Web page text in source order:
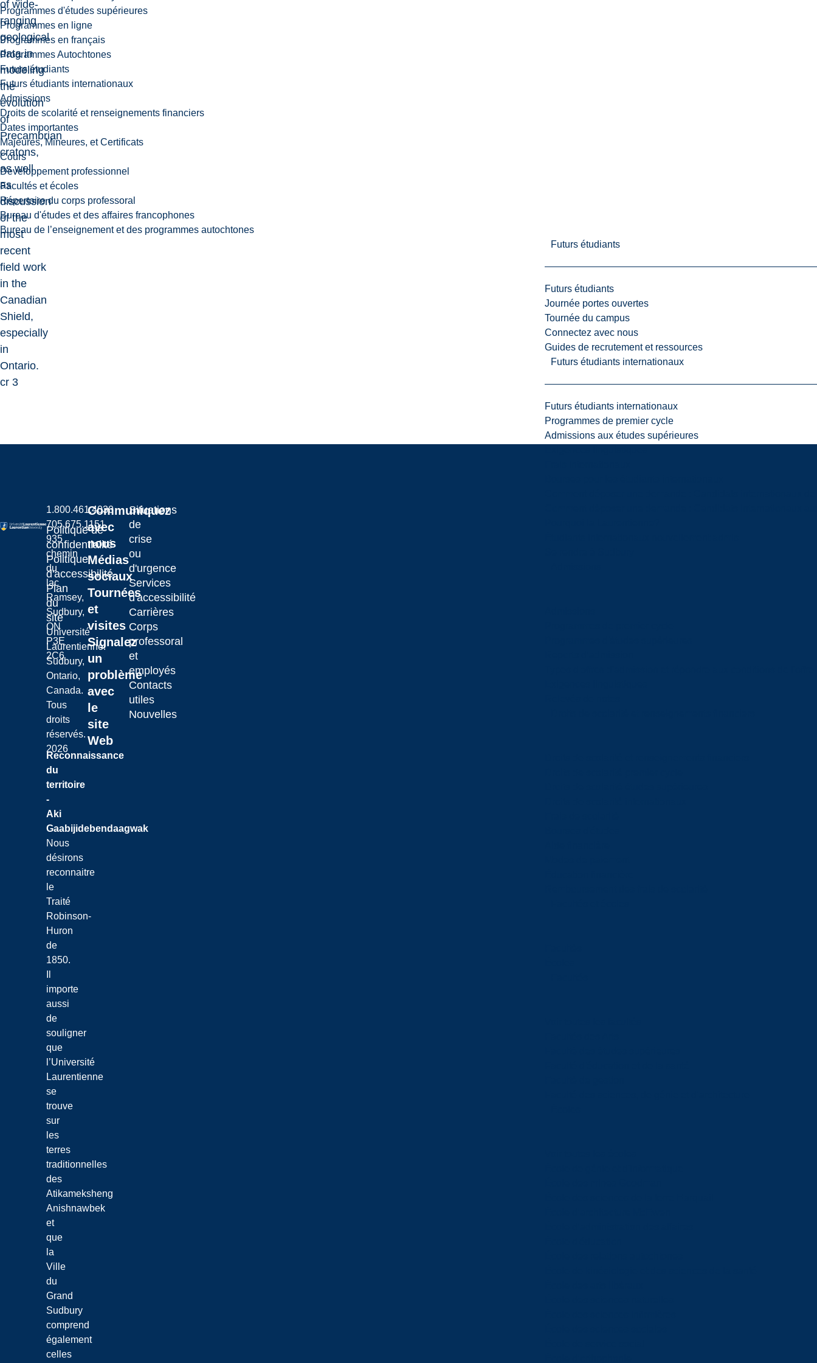
Programmes d'études supérieures
Programmes en ligne
Programmes en français
Programmes Autochtones
Futurs étudiants
Futurs étudiants internationaux
Admissions
Droits de scolarité et renseignements financiers
Dates importantes
Majeures, Mineures, et Certificats
Cours
Développement professionnel
Facultés et écoles
Répertoire du corps professoral
Bureau d'études et des affaires francophones
Bureau de l’enseignement et des programmes autochtones
Futurs étudiants
Futurs étudiants
Journée portes ouvertes
Tournée du campus
Connectez avec nous
Guides de recrutement et ressources
Futurs étudiants internationaux
Futurs étudiants internationaux
Programmes de premier cycle
Admissions aux études supérieures
of wide-
ranging
geological
data in
modeling
the
evolution
of
Precambrian
cratons,
as well
as
discussion
of the
most
recent
field work
in the
Canadian
Shield,
especially
in
Ontario.
cr 3
Laurentian University
1.800.461.4030
705.675.1151
935
chemin
du
lac
Ramsey,
Sudbury,
ON
P3E
2C6
Communiquez
avec
nous
Médias
sociaux
Tournées
et
visites
Signalez
un
problème
avec
le
site
Web
Situations
de
crise
ou
d'urgence
Services
d'accessibilité
Carrières
Corps
professoral
et
employés
Contacts
utiles
Nouvelles
Reconnaissance
du
territoire
-
Aki
Gaabijidebendaagwak
Nous
désirons
reconnaitre
le
Traité
Robinson-
Huron
de
1850.
importe
aussi
de
souligner
que
l’Université
Laurentienne
se
trouve
sur
les
terres
traditionnelles
des
Atikameksheng
Anishnawbek
et
que
la
Ville
du
Grand
Sudbury
comprend
également
celles
Politique de
confidentialité
Politique
d'accessibilité
Plan
du
site
Université
Laurentienne.
Sudbury,
Ontario,
Canada.
Tous
droits
réservés.
2026